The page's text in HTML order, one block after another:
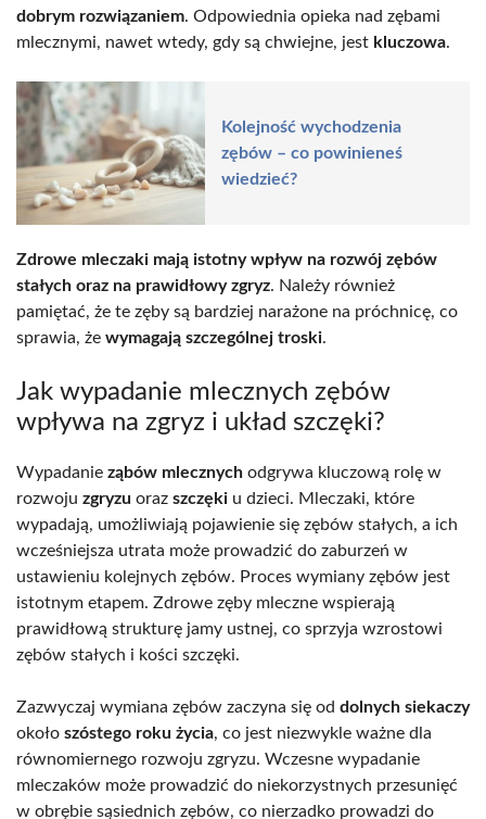
dobrym rozwiązaniem. Odpowiednia opieka nad zębami
mlecznymi, nawet wtedy, gdy są chwiejne, jest kluczowa.
Kolejność wychodzenia
zębów – co powinieneś
wiedzieć?
Zdrowe mleczaki mają istotny wpływ na rozwój zębów
stałych oraz na prawidłowy zgryz. Należy również
pamiętać, że te zęby są bardziej narażone na próchnicę, co
sprawia, że wymagają szczególnej troski.
Jak wypadanie mlecznych zębów
wpływa na zgryz i układ szczęki?
Wypadanie ząbów mlecznych odgrywa kluczową rolę w
rozwoju zgryzu oraz szczęki u dzieci. Mleczaki, które
wypadają, umożliwiają pojawienie się zębów stałych, a ich
wcześniejsza utrata może prowadzić do zaburzeń w
ustawieniu kolejnych zębów. Proces wymiany zębów jest
istotnym etapem. Zdrowe zęby mleczne wspierają
prawidłową strukturę jamy ustnej, co sprzyja wzrostowi
zębów stałych i kości szczęki.
Zazwyczaj wymiana zębów zaczyna się od dolnych siekaczy
około szóstego roku życia, co jest niezwykle ważne dla
równomiernego rozwoju zgryzu. Wczesne wypadanie
mleczaków może prowadzić do niekorzystnych przesunięć
w obrębie sąsiednich zębów, co nierzadko prowadzi do